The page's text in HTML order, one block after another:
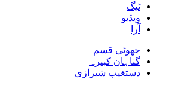
ٹیگ
ویڈیو
آرا
جھوٹی قسم
گناہان کبیرہ
دستغیب شیرازی